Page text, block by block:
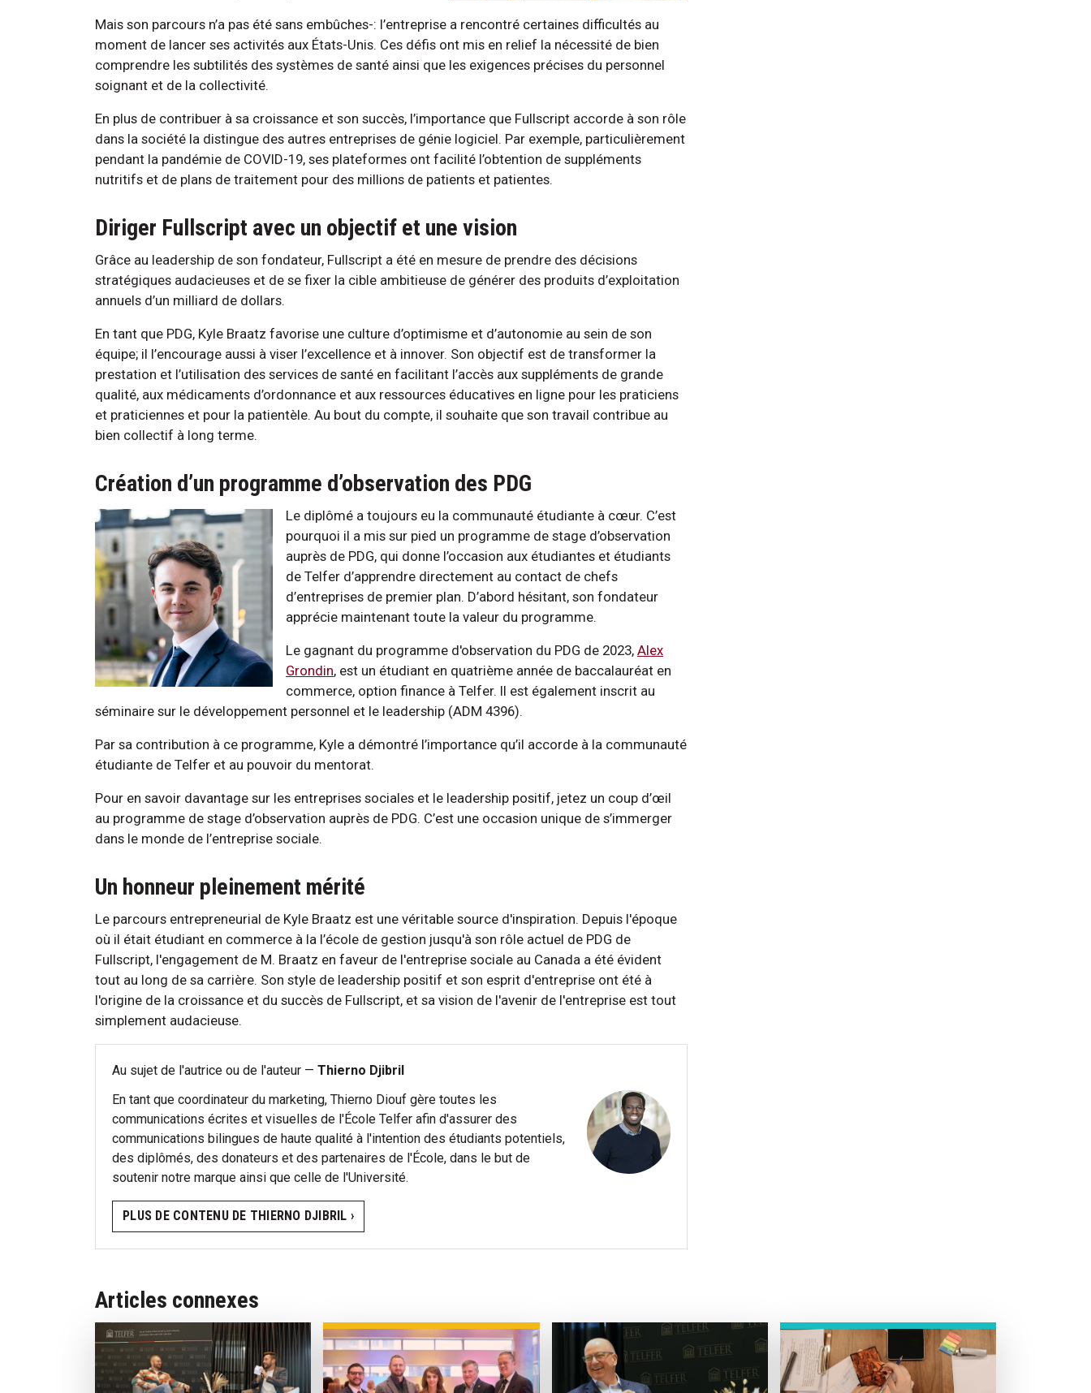
Mais son parcours n’a pas été sans embûches-: l’entreprise a rencontré certaines difficultés au
moment de lancer ses activités aux États-Unis. Ces défis ont mis en relief la nécessité de bien
comprendre les subtilités des systèmes de santé ainsi que les exigences précises du personnel
soignant et de la collectivité.
En plus de contribuer à sa croissance et son succès, l’importance que Fullscript accorde à son rôle
dans la société la distingue des autres entreprises de génie logiciel. Par exemple, particulièrement
pendant la pandémie de COVID-19, ses plateformes ont facilité l’obtention de suppléments
nutritifs et de plans de traitement pour des millions de patients et patientes.
Diriger Fullscript avec un objectif et une vision
Grâce au leadership de son fondateur, Fullscript a été en mesure de prendre des décisions
stratégiques audacieuses et de se fixer la cible ambitieuse de générer des produits d’exploitation
annuels d’un milliard de dollars.
En tant que PDG, Kyle Braatz favorise une culture d’optimisme et d’autonomie au sein de son
équipe; il l’encourage aussi à viser l’excellence et à innover. Son objectif est de transformer la
prestation et l’utilisation des services de santé en facilitant l’accès aux suppléments de grande
qualité, aux médicaments d’ordonnance et aux ressources éducatives en ligne pour les praticiens
et praticiennes et pour la patientèle. Au bout du compte, il souhaite que son travail contribue au
bien collectif à long terme.
Création d’un programme d’observation des PDG
Le diplômé a toujours eu la communauté étudiante à cœur. C’est
pourquoi il a mis sur pied un programme de stage d’observation
auprès de PDG, qui donne l’occasion aux étudiantes et étudiants
de Telfer d’apprendre directement au contact de chefs
d’entreprises de premier plan. D’abord hésitant, son fondateur
apprécie maintenant toute la valeur du programme.
Le gagnant du programme d'observation du PDG de 2023, Alex
Grondin, est un étudiant en quatrième année de baccalauréat en
commerce, option finance à Telfer. Il est également inscrit au
séminaire sur le développement personnel et le leadership (ADM 4396).
Par sa contribution à ce programme, Kyle a démontré l’importance qu’il accorde à la communauté
étudiante de Telfer et au pouvoir du mentorat.
Pour en savoir davantage sur les entreprises sociales et le leadership positif, jetez un coup d’œil
au programme de stage d’observation auprès de PDG. C’est une occasion unique de s’immerger
dans le monde de l’entreprise sociale.
Un honneur pleinement mérité
Le parcours entrepreneurial de Kyle Braatz est une véritable source d'inspiration. Depuis l'époque
où il était étudiant en commerce à la l’école de gestion jusqu'à son rôle actuel de PDG de
Fullscript, l'engagement de M. Braatz en faveur de l'entreprise sociale au Canada a été évident
tout au long de sa carrière. Son style de leadership positif et son esprit d'entreprise ont été à
l'origine de la croissance et du succès de Fullscript, et sa vision de l'avenir de l'entreprise est tout
simplement audacieuse.
Au sujet de l'autrice ou de l'auteur — Thierno Djibril
En tant que coordinateur du marketing, Thierno Diouf gère toutes les
communications écrites et visuelles de l'École Telfer afin d'assurer des
communications bilingues de haute qualité à l'intention des étudiants potentiels,
des diplômés, des donateurs et des partenaires de l'École, dans le but de
soutenir notre marque ainsi que celle de l'Université.
PLUS DE CONTENU DE THIERNO DJIBRIL ›
Articles connexes